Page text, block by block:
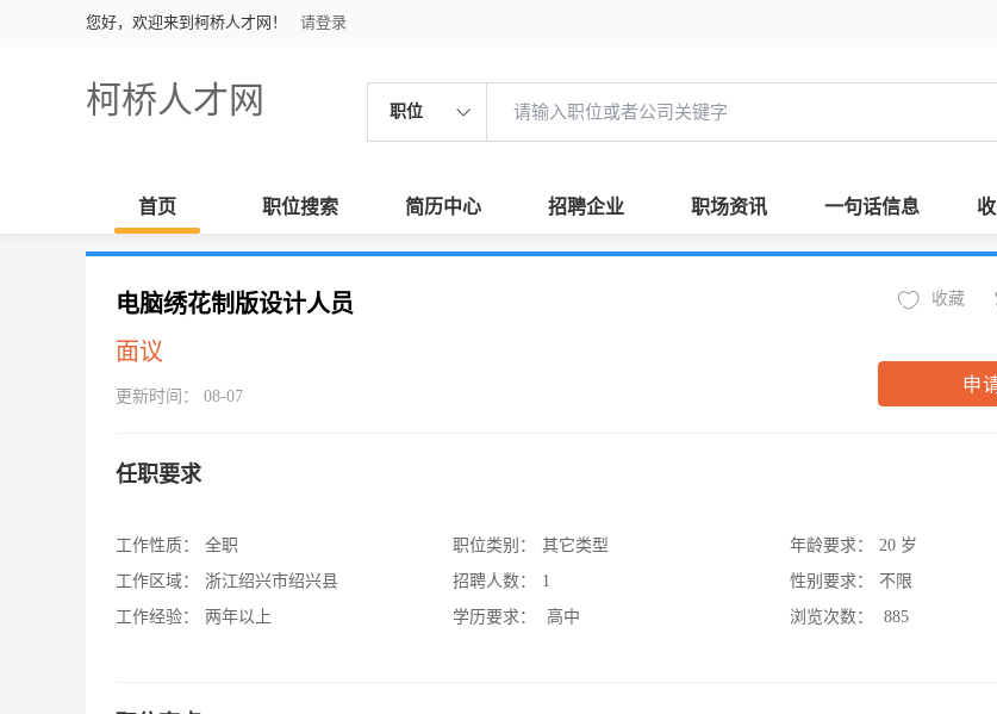
您好，欢迎来到柯桥人才网！ 请登录
柯桥人才网 职位
首页 职位搜索 简历中心 招聘企业 职场资讯 一句话信息
电脑绣花制版设计人员
面议
更新时间： 08-07
收藏
申
任职要求
工作性质：
全职
工作区域：
浙江绍兴市绍兴县
工作经验：
两年以上
职位类别：
其它类型
招聘人数：
1
学历要求：
高中
年龄要求：
20 岁
性别要求：
不限
浏览次数：
885